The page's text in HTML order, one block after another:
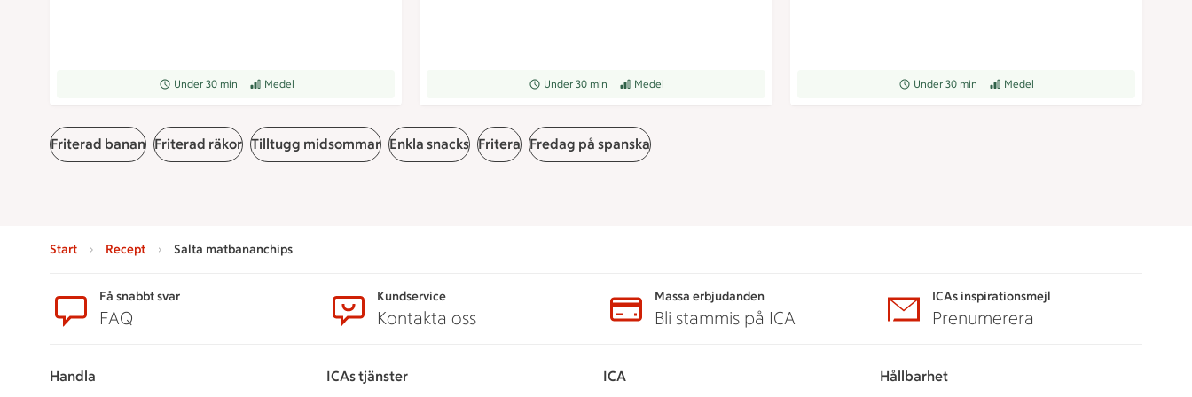
Receptet tar Under 30 min att tillaga
Under 30 min Receptet har Medel svårighetsgrad
Medel Receptet tar Under 30 min att tillaga
Under 30 min Receptet har Medel svårighetsgrad
Medel Receptet tar Under 30 min att tillaga
Under 30 min Receptet har Medel svårighetsgrad
Medel
Friterad banan Friterad räkor Tilltugg midsommar Enkla snacks Fritera Fredag på spanska
Start Recept Salta matbananchips
Få snabbt svar
FAQ
Kundservice
Kontakta oss
Massa erbjudanden
Bli stammis på ICA
ICAs inspirationsmejl
Prenumerera
Handla ICAs tjänster ICA Hållbarhet